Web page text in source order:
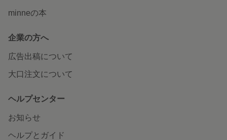
minneの本
企業の方へ
広告出稿について
大口注文について
ヘルプセンター
お知らせ
ヘルプとガイド